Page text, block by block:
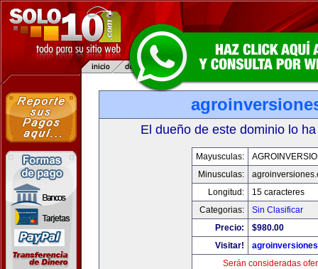
El dueño de este dominio lo
Mayusculas:
Minusculas:
Longitud:
15 caracteres
Categorias:
Sin Clasificar
Precio:
$980.00
Visitar!
Serán consideradas